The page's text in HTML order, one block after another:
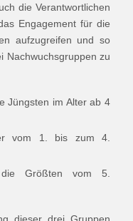
die Verantwortlichen
Engagement für die
aufzugreifen und so
Nachwuchsgruppen zu
Jüngsten im Alter ab 4
vom 1. bis zum 4.
Größten vom 5.
dieser drei Gruppen